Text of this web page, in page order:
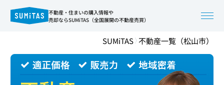
不動産・住まいの購入情報や
売却ならSUMiTAS（全国展開の不動産売買）
SUMiTAS 不動産一覧（松山市）